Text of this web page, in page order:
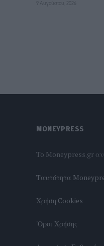
9 Αυγούστου, 2026
MONEYPRESS
To Moneypress.gr
Tαυτότητα
Χρήση Cookies
'Οροι Χρήσης